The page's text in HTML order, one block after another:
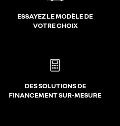
ESSAYEZ LE MODÈLE DE
VOTRE CHOIX
DES SOLUTIONS DE
FINANCEMENT SUR-MESURE